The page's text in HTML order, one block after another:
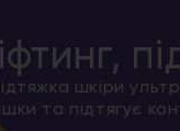
шкіри
та підтягує